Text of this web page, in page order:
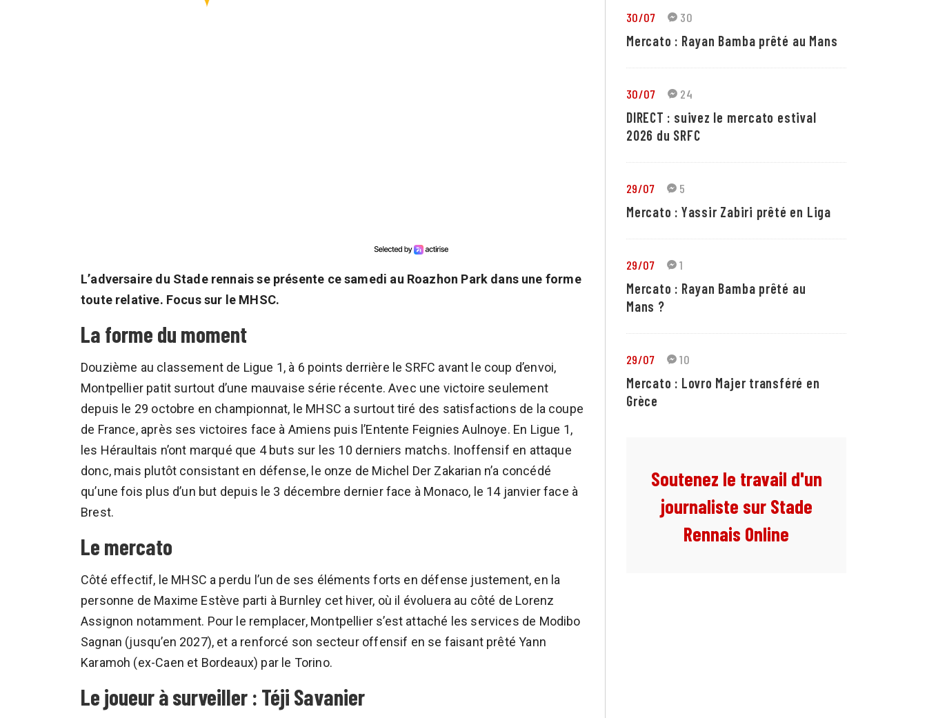
L’adversaire du Stade rennais se présente ce samedi au Roazhon Park dans une forme
toute relative. Focus sur le MHSC.
La forme du moment
Douzième au classement de Ligue 1, à 6 points derrière le SRFC avant le coup d’envoi,
Montpellier patit surtout d’une mauvaise série récente. Avec une victoire seulement
depuis le 29 octobre en championnat, le MHSC a surtout tiré des satisfactions de la coupe
de France, après ses victoires face à Amiens puis l’Entente Feignies Aulnoye. En Ligue 1,
les Héraultais n’ont marqué que 4 buts sur les 10 derniers matchs. Inoffensif en attaque
donc, mais plutôt consistant en défense, le onze de Michel Der Zakarian n’a concédé
qu’une fois plus d’un but depuis le 3 décembre dernier face à Monaco, le 14 janvier face à
Brest.
Le mercato
Côté effectif, le MHSC a perdu l’un de ses éléments forts en défense justement, en la
personne de Maxime Estève parti à Burnley cet hiver, où il évoluera au côté de Lorenz
Assignon notamment. Pour le remplacer, Montpellier s’est attaché les services de Modibo
Sagnan (jusqu’en 2027), et a renforcé son secteur offensif en se faisant prêté Yann
Karamoh (ex-Caen et Bordeaux) par le Torino.
Le joueur à surveiller : Téji Savanier
30/07 30
Mercato : Rayan Bamba prêté au Mans
30/07 24
DIRECT : suivez le mercato estival
2026 du SRFC
29/07 5
Mercato : Yassir Zabiri prêté en Liga
29/07 1
Mercato : Rayan Bamba prêté au
Mans ?
29/07 10
Mercato : Lovro Majer transféré en
Grèce
Soutenez le travail d'un
journaliste sur Stade
Rennais Online